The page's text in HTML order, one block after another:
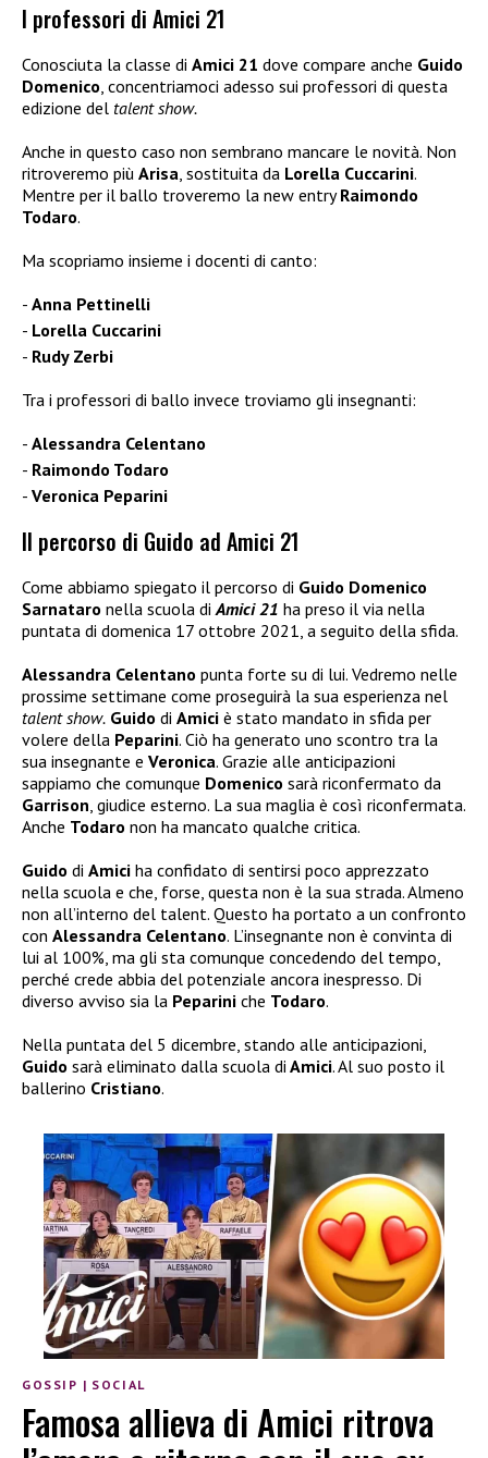
I professori di Amici 21
Conosciuta la classe di Amici 21 dove compare anche Guido
Domenico , concentriamoci adesso sui professori di questa
edizione del talent show.
Anche in questo caso non sembrano mancare le novità. Non
ritroveremo più Arisa , sostituita da Lorella Cuccarini.
Mentre per il ballo troveremo la new entryRaimondo
Todaro.
Ma scopriamo insieme i docenti di canto:
Anna Pettinelli
Lorella Cuccarini
Rudy Zerbi
Tra i professori di ballo invece troviamo gli insegnanti:
Alessandra Celentano
Raimondo Todaro
Veronica Peparini
Il percorso di Guido ad Amici 21
Come abbiamo spiegato il percorso di Guido Domenico
Sarnataro nella scuola di Amici 21 ha preso il via nella
puntata di domenica 17 ottobre 2021, a seguito della sfida.
Alessandra Celentano punta forte su di lui. Vedremo nelle
prossime settimane come proseguirà la sua esperienza nel
talent show. Guido di Amici è stato mandato in sfida per
volere della Peparini. Ciò ha generato uno scontro tra la
sua insegnante e Veronica. Grazie alle anticipazioni
sappiamo che comunque Domenico sarà riconfermato da
Garrison , giudice esterno. La sua maglia è così riconfermata.
Anche Todaro non ha mancato qualche critica.
Guido di Amici ha confidato di sentirsi poco apprezzato
nella scuola e che, forse, questa non è la sua strada. Almeno
non all’interno del talent. Questo ha portato a un confronto
con Alessandra Celentano. L’insegnante non è convinta di
lui al 100%, ma gli sta comunque concedendo del tempo,
perché crede abbia del potenziale ancora inespresso. Di
diverso avviso sia la Peparini che Todaro.
Nella puntata del 5 dicembre, stando alle anticipazioni,
Guido sarà eliminato dalla scuola di Amici. Al suo posto il
ballerino Cristiano.
GOSSIP | SOCIAL
Famosa allieva di Amici ritrova